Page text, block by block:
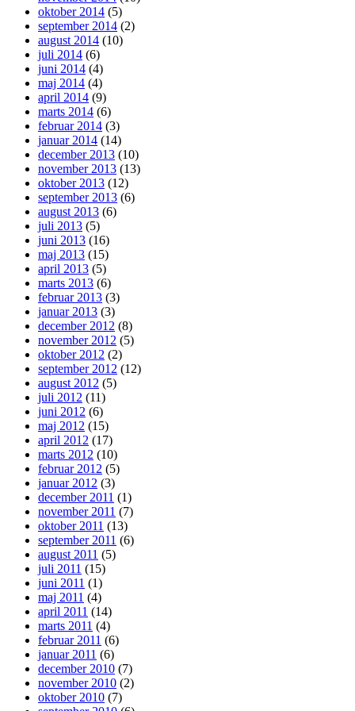
oktober 2014 (5)
september 2014 (2)
august 2014 (10)
juli 2014 (6)
juni 2014 (4)
maj 2014 (4)
april 2014 (9)
marts 2014 (6)
februar 2014 (3)
januar 2014 (14)
december 2013 (10)
november 2013 (13)
oktober 2013 (12)
september 2013 (6)
august 2013 (6)
juli 2013 (5)
juni 2013 (16)
maj 2013 (15)
april 2013 (5)
marts 2013 (6)
februar 2013 (3)
januar 2013 (3)
december 2012 (8)
november 2012 (5)
oktober 2012 (2)
september 2012 (12)
august 2012 (5)
juli 2012 (11)
juni 2012 (6)
maj 2012 (15)
april 2012 (17)
marts 2012 (10)
februar 2012 (5)
januar 2012 (3)
december 2011 (1)
november 2011 (7)
oktober 2011 (13)
september 2011 (6)
august 2011 (5)
juli 2011 (15)
juni 2011 (1)
maj 2011 (4)
april 2011 (14)
marts 2011 (4)
februar 2011 (6)
januar 2011 (6)
december 2010 (7)
november 2010 (2)
oktober 2010 (7)